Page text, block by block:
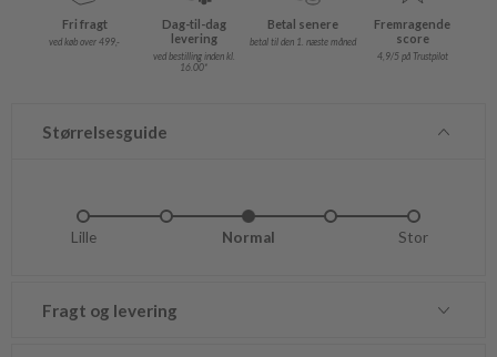
Fri fragt
ved køb over 499,-
Dag-til-dag
levering
ved bestilling inden kl.
16.00*
Betal senere
betal til den 1. næste måned
Fremragende
score
4,9/5 på Trustpilot
Størrelsesguide
Lille Normal Stor
Fragt og levering